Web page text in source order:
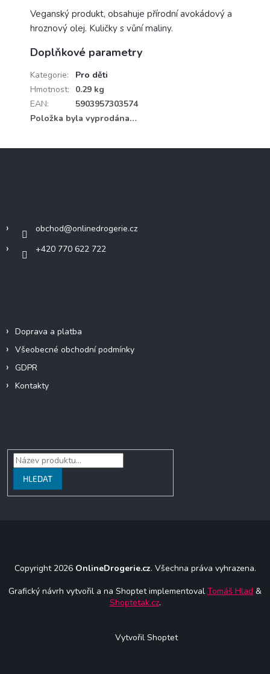
Veganský produkt, obsahuje přírodní avokádový a
hroznový olej. Kuličky s vůní maliny.
Doplňkové parametry
Kategorie:
Pro děti
Hmotnost:
0.29 kg
EAN:
5903957303574
Položka byla vyprodána…
obchod@onlinedrogerie.cz
+420 770 622 722
Doprava a platba
Všeobecné obchodní podmínky
GDPR
Kontakty
HLEDAT
Copyright 2026 OnlineDrogerie.cz. Všechna práva vyhrazena.
Grafický návrh vytvořil a na Shoptet implementoval Tomáš Hlad &
Shoptetak.cz.
Vytvořil Shoptet